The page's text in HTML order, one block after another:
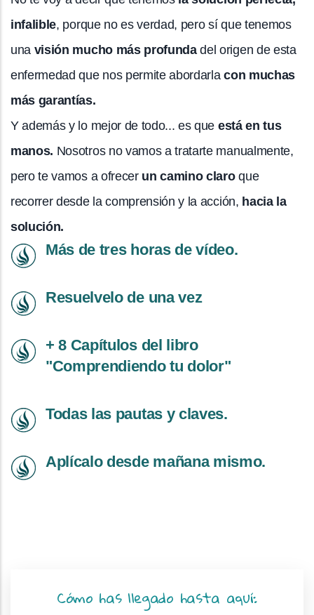
infalible, porque no es verdad, pero sí que tenemos
una visión mucho más profundadel origen de esta
enfermedad que nos permite abordarlacon muchas
más garantías.
Y además y lo mejor de todo... es que está en tus
manos. Nosotros no vamos a tratarte manualmente,
pero te vamos a ofrecer un camino claroque
recorrer desde la comprensión y la acción, hacia la
solución.
Más de tres horas de vídeo.
Resuelvelo de una vez
+ 8 Capítulos del libro
"Comprendiendo tu dolor"
Todas las pautas y claves.
Aplícalo desde mañana mismo.
Cómo has llegado hasta aquí: